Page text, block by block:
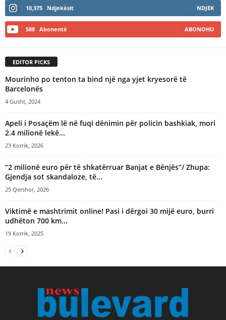
10,375 Ndjekësit NDJEK
588 Abonentë ABONOHU
EDITOR PICKS
Mourinho po tenton ta bind një nga yjet kryesorë të
Barcelonës
4 Gusht, 2024
Apeli i Posaçëm lë në fuqi dënimin për policin bashkiak, mori
2.4 milionë lekë...
23 Korrik, 2026
“2 milionë euro për të shkatërruar Banjat e Bënjës”/ Zhupa:
Gjendja sot skandaloze, të...
25 Qershor, 2026
Viktimë e mashtrimit online! Pasi i dërgoi 30 mijë euro, burri
udhëton 700 km...
19 Korrik, 2025